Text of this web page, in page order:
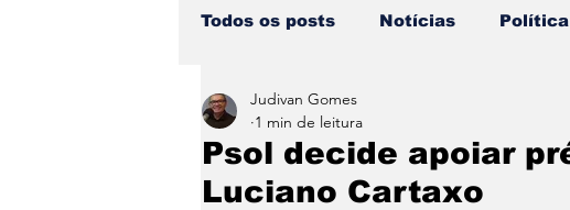
Todos os posts Notícias Política
Entretenimento
Psol decide apoiar
Luciano Cartaxo
Judivan Gomes
1 min de leitura